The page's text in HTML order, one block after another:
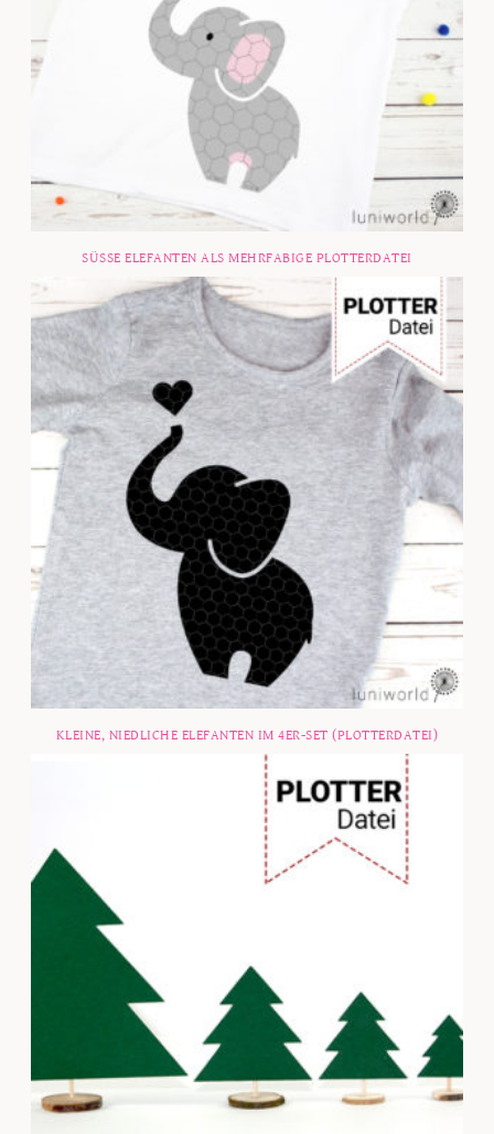
SÜSSE ELEFANTEN ALS MEHRFABIGE PLOTTERDATEI
KLEINE, NIEDLICHE ELEFANTEN IM 4ER-SET (PLOTTERDATEI)